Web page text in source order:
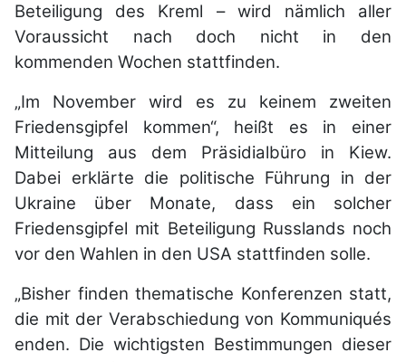
Beteiligung des Kreml – wird nämlich aller
Voraussicht nach doch nicht in den
kommenden Wochen stattfinden.
„Im November wird es zu keinem zweiten
Friedensgipfel kommen“, heißt es in einer
Mitteilung aus dem Präsidialbüro in Kiew.
Dabei erklärte die politische Führung in der
Ukraine über Monate, dass ein solcher
Friedensgipfel mit Beteiligung Russlands noch
vor den Wahlen in den USA stattfinden solle.
„Bisher finden thematische Konferenzen statt,
die mit der Verabschiedung von Kommuniqués
enden. Die wichtigsten Bestimmungen dieser